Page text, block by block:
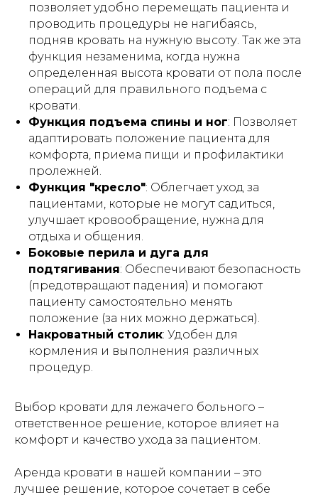
позволяет удобно перемещать пациента и
проводить процедуры не нагибаясь,
подняв кровать на нужную высоту. Так же эта
функция незаменима, когда нужна
определенная высота кровати от пола после
операций для правильного подъема с
кровати.
Функция подъема спины и ног: Позволяет
адаптировать положение пациента для
комфорта, приема пищи и профилактики
пролежней.
Функция "кресло": Облегчает уход за
пациентами, которые не могут садиться,
улучшает кровообращение, нужна для
отдыха и общения.
Боковые перила и дуга для
подтягивания: Обеспечивают безопасность
(предотвращают падения) и помогают
пациенту самостоятельно менять
положение (за них можно держаться).
Накроватный столик: Удобен для
кормления и выполнения различных
процедур.
Выбор кровати для лежачего больного –
ответственное решение, которое влияет на
комфорт и качество ухода за пациентом.
Аренда кровати в нашей компании – это
лучшее решение, которое сочетает в себе
Кровати и иное оборудование
предоставляются в прокат (аренду)
исключительно для использования в
жилых помещениях (квартирах, жилых
домах), находящихся в собственности
либо на ином законном основании во
владении физического лица -
арендатора.
Прокат (аренда) оборудованияне
осуществляется:
– в интересах юридических лиц;
– для использования в медицинских
организациях, пансионатах,
организациях социального
обслуживания, хосписах, а также иных
учреждениях, в которых уход за
гражданами осуществляется
сотрудниками (персоналом) таких
учреждений, независимо от формы
собственности и ведомственной
за собой право отказать в заключении
договора проката (аренды)
оборудования без объяснения причин,
в том числе при наличии сомнений в
использования оборудования и/или
возможности соблюдения условий его
эксплуатации.
Публичная оферта
Инструкции